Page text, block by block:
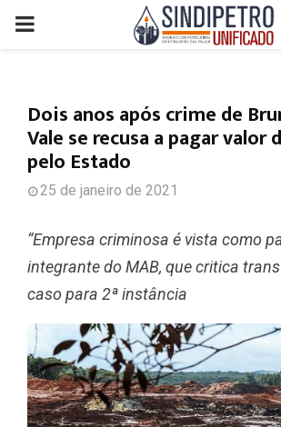
PRIMARY
Dois anos após crime de
Vale se recusa a pagar valor
pelo Estado
25 de janeiro de 2021
“Empresa criminosa é vista como
integrante do MAB, que critica
caso para 2ª instância